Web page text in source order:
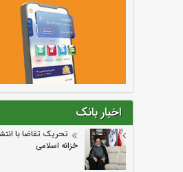
اخبار بانک
تحریک تقاضا با
خزانه اسلامی